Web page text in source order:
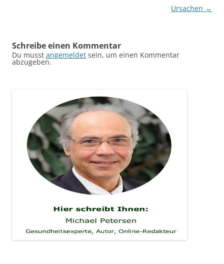
Ursachen →
Schreibe einen Kommentar
Du musst angemeldet sein, um einen Kommentar
abzugeben.